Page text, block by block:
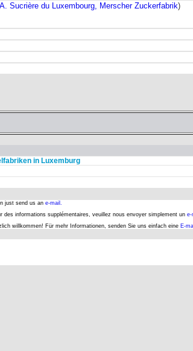
Sucrière du Luxembourg, Merscher Zuckerfabrik)
in Luxemburg
just send us an e-mail.
informations supplémentaires, veuillez nous envoyer simplement un e-
willkommen! Für mehr Informationen, senden Sie uns einfach eine E-